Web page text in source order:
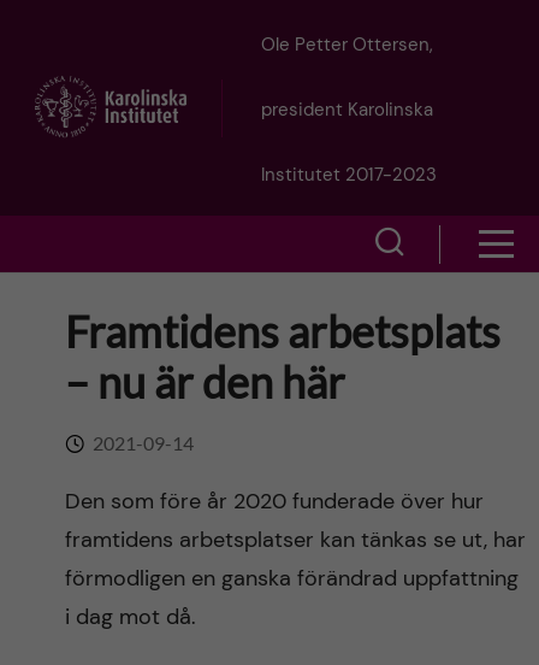
t
Ole Petter Ottersen,
president Karolinska
Institutet 2017-2023
o
a
e
n
Framtidens arbetsplats
– nu är den här
2021-09-14
Den som före år 2020 funderade över hur
framtidens arbetsplatser kan tänkas se ut, har
förmodligen en ganska förändrad uppfattning
i dag mot då.